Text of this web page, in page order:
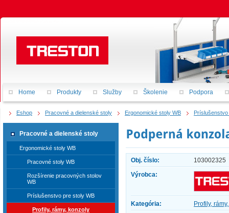
Eshop Pracovné a dielenské stoly Ergonomické stoly WB
Obj. číslo:
103002325
Výrobca:
Kategória:
Profily,
Pracovné a dielenské stoly
Ergonomické stoly WB
Pracovné stoly WB
Rozšírenie pracovných stolov
WB
Príslušenstvo pre stoly WB
Profily, rámy, konzoly
Home Produkty Služby Školenie Podpora